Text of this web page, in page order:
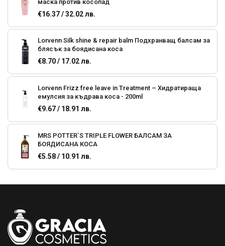
маска против косопад
€16.37 / 32.02 лв.
Lorvenn Silk shine & repair balm Подхранващ балсам за
блясък за боядисана коса
€8.70 / 17.02 лв.
Lorvenn Frizz free leave in Тreatment – Хидратираща
емулсия за къдрава коса - 200ml
€9.67 / 18.91 лв.
MRS POTTER`S TRIPLE FLOWER БАЛСАМ ЗА
БОЯДИСАНА КОСА
€5.58 / 10.91 лв.
MRS POTTER`S TRIPLE GRAIN БАЛСАМ ЗА УВРЕДЕНА
DOVE ADVANCED Regenerate Дав Балсам за коса за
жизненост и плътност, 250ml